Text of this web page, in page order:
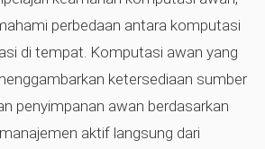
perbedaan antara komputasi
di tempat. Komputasi awan yang
ketersediaan sumber
penyimpanan awan berdasarkan
aktif langsung dari